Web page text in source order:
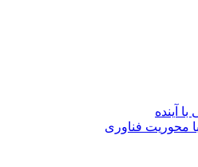
آینده
محوریت فناوری